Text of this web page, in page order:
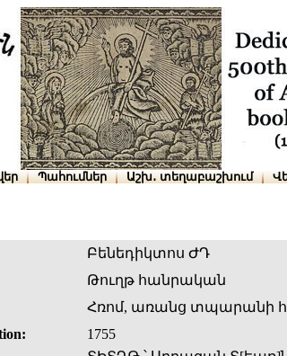
Պահումներ Աշխ․ տեղաբաշխում
Բենեդիկտոս ԺԴ
Թուղթ հանրական
Հռոմ, առանց տպարանի
1755